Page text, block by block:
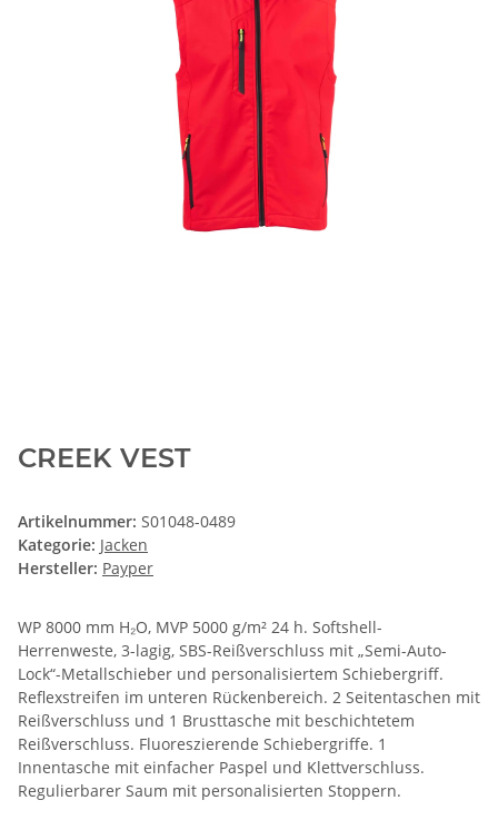
CREEK VEST
Artikelnummer: S01048-0489
Kategorie: Jacken
Hersteller: Payper
WP 8000 mm H₂O, MVP 5000 g/m² 24 h. Softshell-
Herrenweste, 3-lagig, SBS-Reißverschluss mit „Semi-Auto-
Lock“-Metallschieber und personalisiertem Schiebergriff.
Reflexstreifen im unteren Rückenbereich. 2 Seitentaschen mit
Reißverschluss und 1 Brusttasche mit beschichtetem
Reißverschluss. Fluoreszierende Schiebergriffe. 1
Innentasche mit einfacher Paspel und Klettverschluss.
Regulierbarer Saum mit personalisierten Stoppern.